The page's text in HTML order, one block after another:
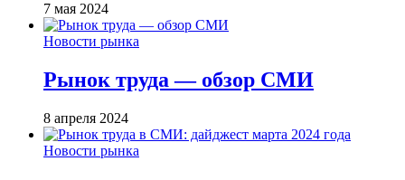
7 мая 2024
Новости рынка
Рынок труда — обзор СМИ
8 апреля 2024
Новости рынка